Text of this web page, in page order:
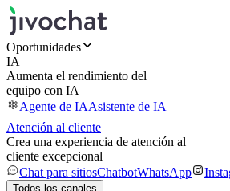
Oportunidades
IA
Aumenta el rendimiento del
equipo con IA
Agente de IAAsistente de IA
Atención al cliente
Crea una experiencia de atención al
cliente excepcional
Chat para sitiosChatbotWhatsApp
Todos los canales